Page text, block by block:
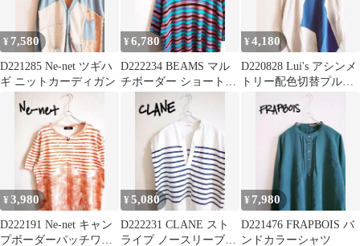
¥ 7,580
D221285 Ne-net ツギハ
ギ ニットカーディガン
¥6,780
D222234 BEAMS マル
チボーダー ショートス
リーブカットソー
¥4,180
D220828 Lui's アシンメ
トリー配色切替プルオ
¥3,980
D222191 Ne-net キャン
プボーダーパッチワー
¥5,080
D222231 CLANE スト
ライプ ノースリーブカ
¥ 7,980
D221476 FRAPBOIS バ
ンドカラーシャツ